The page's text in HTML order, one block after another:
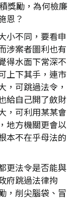
獎勵，為何檢廉
恩？
小不同，要看申
涉案者圖利也有
得水面下常深不
上下其手，連市
，可跳過法令，
給自己開了斂財
，可利用某某會
地方機關更會以
本不在乎母法的
更法令是否能與
府跳過法律拘
，削尖腦袋、冒